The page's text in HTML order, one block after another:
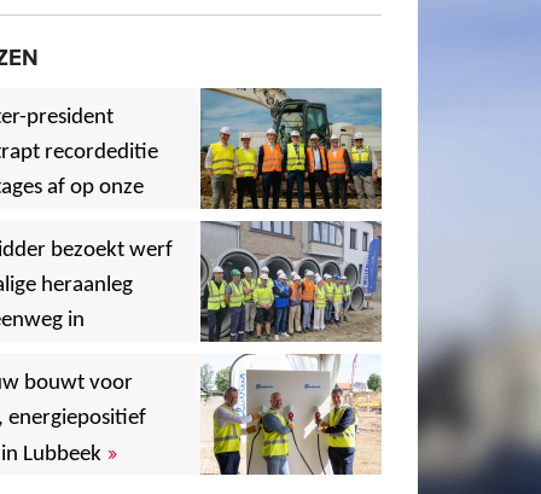
president
recordeditie
af op onze
,
,
bezoekt werf
heraanleg
in
,
bouwt voor
energiepositief
Lubbeek »